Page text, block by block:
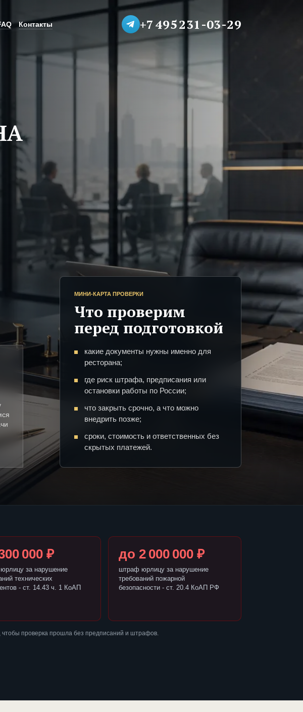
Контакты +7 495 231-03-29
МИНИ-КАРТА ПРОВЕРКИ
Что проверим
перед подготовкой
какие документы нужны именно для
ресторана;
где риск штрафа, предписания или
остановки работы по России;
что закрыть срочно, а что можно
внедрить позже;
сроки, стоимость и ответственных без
скрытых платежей.
000 ₽
за нарушение
технических
- ст. 14.43 ч. 1 КоАП
до 2 000 000 ₽
штраф юрлицу за нарушение
требований пожарной
безопасности - ст. 20.4 КоАП РФ
проверка прошла без предписаний и штрафов.